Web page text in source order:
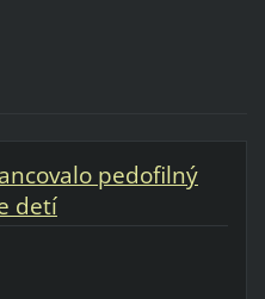
pedofilný
detí